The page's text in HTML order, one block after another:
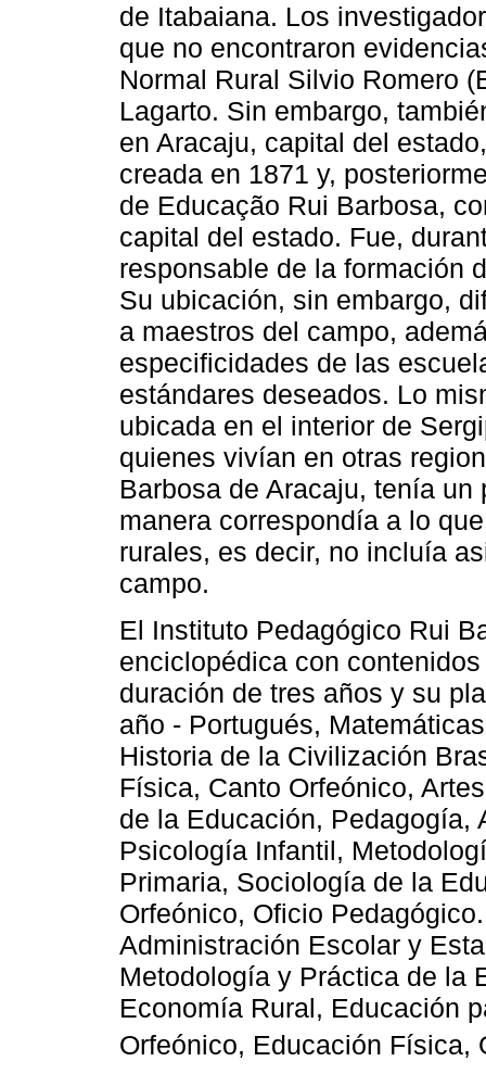
de Itabaiana. Los
que no encontraron
Normal Rural Silvio Romero
Lagarto. Sin embargo,
en Aracaju, capital del
creada en 1871 y,
de Educação Rui Barbosa,
capital del estado. Fue,
responsable de la formación
Su ubicación, sin embargo,
a maestros del campo,
especificidades de las
estándares deseados. Lo
ubicada en el interior de
quienes vivían en otras
Barbosa de Aracaju, tenía
manera correspondía a lo
rurales, es decir, no incluía
campo.
El Instituto Pedagógico Rui
enciclopédica con
duración de tres años y su
año - Portugués,
Historia de la Civilización
Física, Canto Orfeónico,
de la Educación, Pedagogía,
Psicología Infantil,
Primaria, Sociología de la
Orfeónico, Oficio
Administración Escolar y
Metodología y Práctica de la
Economía Rural, Educación
Orfeónico, Educación Física,